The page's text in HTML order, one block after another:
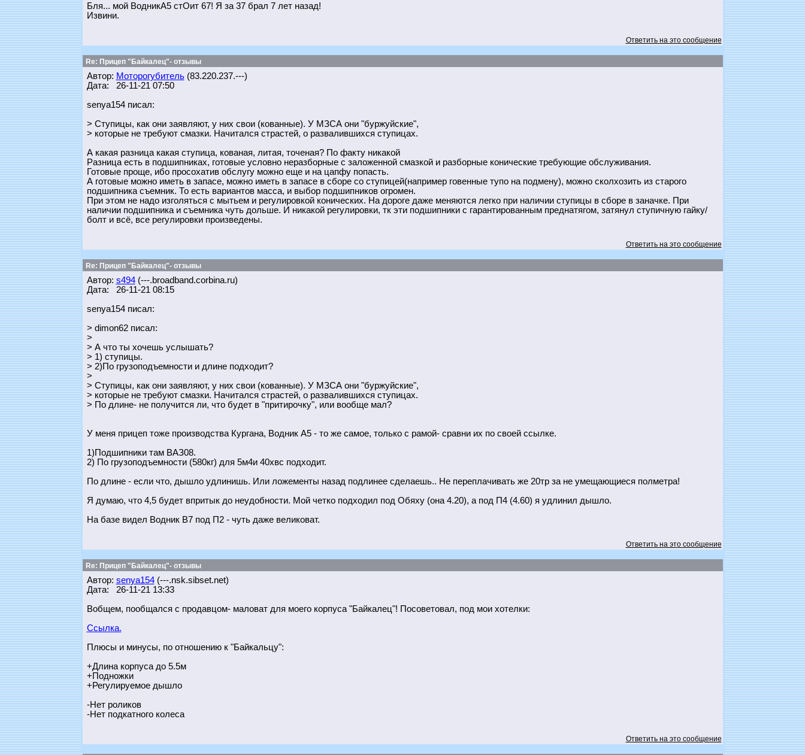
Бля... мой ВодникА5 стОит 67! Я за 37 брал 7 лет назад!
Извини.
Ответить на это сообщение
Re: Прицеп "Байкалец"- отзывы
Автор: Моторогубитель(83.220.237.---)
Дата: 26-11-21 07:50
senya154 писал:
> Ступицы, как они заявляют, у них свои (кованные). У МЗСА они "буржуйские",
> которые не требуют смазки. Начитался страстей, о развалившихся ступицах.
А какая разница какая ступица, кованая, литая, точеная? По факту никакой
Разница есть в подшипниках, готовые условно неразборные с заложенной смазкой и разборные конические требующие обслуживания.
Готовые проще, ибо просохатив обслугу можно еще и на цапфу попасть.
А готовые можно иметь в запасе, можно иметь в запасе в сборе со ступицей(например говенные тупо на подмену), можно сколхозить из старого
подшипника съемник. То есть вариантов масса, и выбор подшипников огромен.
При этом не надо изголяться с мытьем и регулировкой конических. На дороге даже меняются легко при наличии ступицы в сборе в заначке. При
наличии подшипника и съемника чуть дольше. И никакой регулировки, тк эти подшипники с гарантированным преднатягом, затянул ступичную гайку/
болт и всё, все регулировки произведены.
Ответить на это сообщение
Re: Прицеп "Байкалец"- отзывы
Автор: s494(---.broadband.corbina.ru)
Дата: 26-11-21 08:15
senya154 писал:
> dimon62 писал:
>
> А что ты хочешь услышать?
> 1) ступицы.
> 2)По грузоподъемности и длине подходит?
>
> Ступицы, как они заявляют, у них свои (кованные). У МЗСА они "буржуйские",
> которые не требуют смазки. Начитался страстей, о развалившихся ступицах.
> По длине- не получится ли, что будет в "притирочку", или вообще мал?
У меня прицеп тоже производства Кургана, Водник А5 - то же самое, только с рамой- сравни их по своей ссылке.
1)Подшипники там ВАЗ08.
2) По грузоподъемности (580кг) для 5м4и 40хвс подходит.
По длине - если что, дышло удлинишь. Или ложементы назад подлинее сделаешь.. Не переплачивать же 20тр за не умещающиеся полметра!
Я думаю, что 4,5 будет впритык до неудобности. Мой четко подходил под Обяху (она 4.20), а под П4 (4.60) я удлинил дышло.
На базе видел Водник В7 под П2 - чуть даже великоват.
Ответить на это сообщение
Re: Прицеп "Байкалец"- отзывы
Автор: senya154(---.nsk.sibset.net)
Дата: 26-11-21 13:33
Вобщем, пообщался с продавцом- маловат для моего корпуса "Байкалец"! Посоветовал, под мои хотелки:
Ссылка.
Плюсы и минусы, по отношению к "Байкальцу":
+Длина корпуса до 5.5м
+Подножки
+Регулируемое дышло
-Нет роликов
-Нет подкатного колеса
Ответить на это сообщение